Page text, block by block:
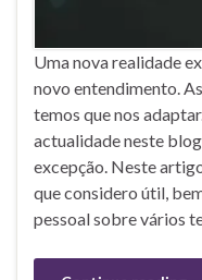
Uma nova realidade
novo entendimento.
temos que nos
actualidade neste
excepção. Neste
que considero útil,
pessoal sobre vários